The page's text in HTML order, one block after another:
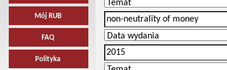
Mój RUB
FAQ
Polityka